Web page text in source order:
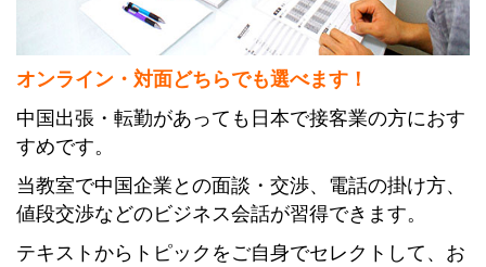
オンライン・対面どちらでも選べます！
中国出張・転勤があっても日本で接客業の方におす
すめです。
当教室で中国企業との面談・交渉、電話の掛け方、
値段交渉などのビジネス会話が習得できます。
テキストからトピックをご自身でセレクトして、お